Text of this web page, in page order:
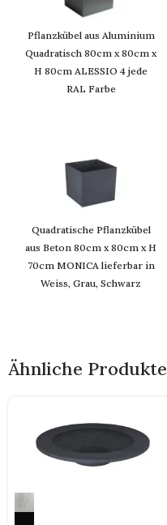
Pflanzkübel aus Aluminium
Quadratisch 80cm x 80cm x
H 80cm ALESSIO 4 jede
RAL Farbe
Quadratische Pflanzkübel
aus Beton 80cm x 80cm x H
70cm MONICA lieferbar in
Weiss, Grau, Schwarz
Ähnliche Produkte